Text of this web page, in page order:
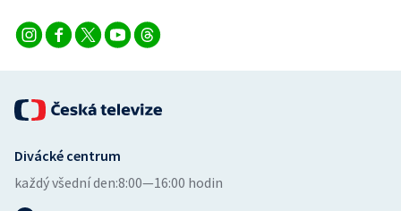
Divácké centrum
každý všední den:8:00—16:00 hodin